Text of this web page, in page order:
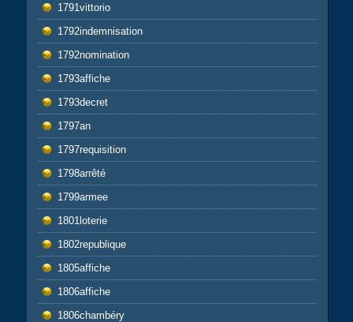
1791vittorio
1792indemnisation
1792nomination
1793affiche
1793decret
1797an
1797requisition
1798arrêté
1799armee
1801loterie
1802republique
1805affiche
1806affiche
1806chambéry